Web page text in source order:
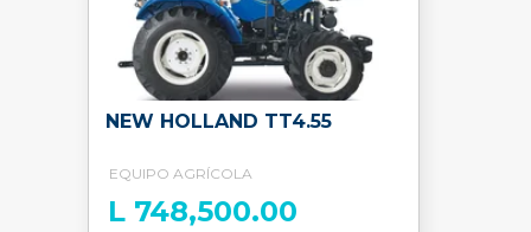
NEW HOLLAND TT4.55
EQUIPO AGRÍCOLA
L 748,500.00